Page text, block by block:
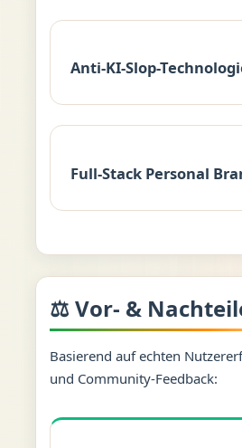
Anti-KI-Slop-
Full-Stack Personal
⚖️ Vor- &
Basierend auf echten
und Community-Feedback: